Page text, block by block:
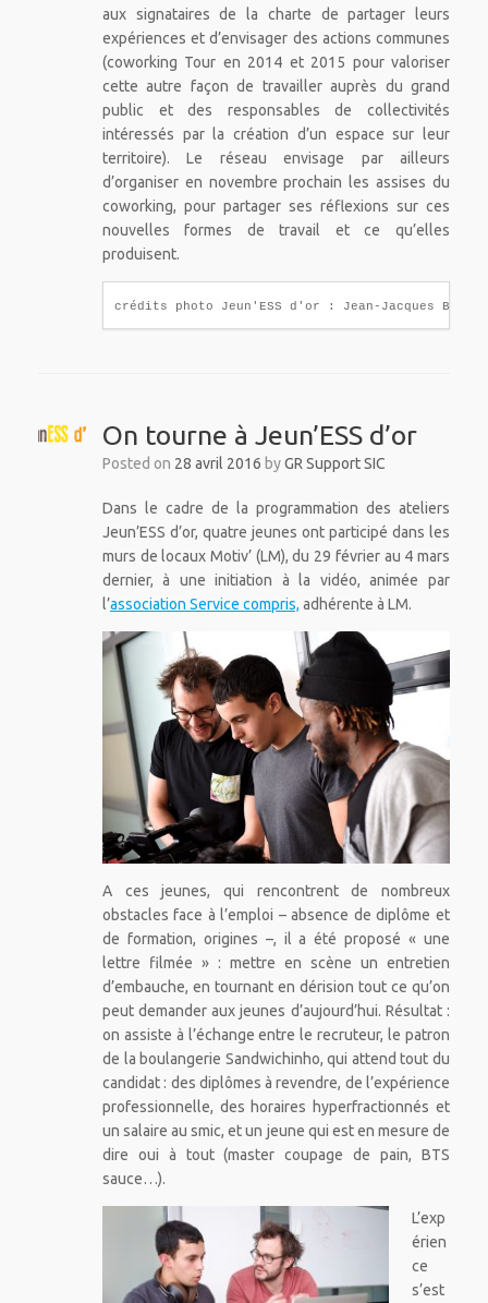
aux signataires de la charte de partager leurs
expériences et d’envisager des actions communes
(coworking Tour en 2014 et 2015 pour valoriser
cette autre façon de travailler auprès du grand
public et des responsables de collectivités
intéressés par la création d’un espace sur leur
territoire). Le réseau envisage par ailleurs
d’organiser en novembre prochain les assises du
coworking, pour partager ses réflexions sur ces
nouvelles formes de travail et ce qu’elles
produisent.
crédits photo Jeun'ESS d'or : Jean-Jacques
On tourne à Jeun’ESS d’or
Posted on 28 avril 2016 byGR Support SIC
Dans le cadre de la programmation des ateliers
Jeun’ESS d’or, quatre jeunes ont participé dans les
murs de locaux Motiv’ (LM), du 29 février au 4 mars
dernier, à une initiation à la vidéo, animée par
l’association Service compris, adhérente à LM.
A ces jeunes, qui rencontrent de nombreux
obstacles face à l’emploi – absence de diplôme et
de formation, origines –, il a été proposé « une
lettre filmée » : mettre en scène un entretien
d’embauche, en tournant en dérision tout ce qu’on
peut demander aux jeunes d’aujourd’hui. Résultat :
on assiste à l’échange entre le recruteur, le patron
de la boulangerie Sandwichinho, qui attend tout du
candidat : des diplômes à revendre, de l’expérience
professionnelle, des horaires hyperfractionnés et
un salaire au smic, et un jeune qui est en mesure de
dire oui à tout (master coupage de pain, BTS
sauce…).
L’exp
érien
ce
s’est